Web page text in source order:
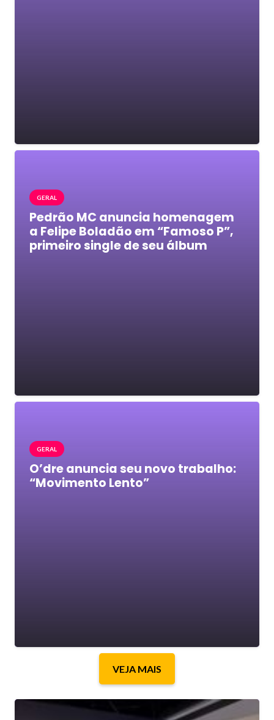
GERAL
Pedrão MC anuncia homenagem
a Felipe Boladão em “Famoso P”,
primeiro single de seu álbum
GERAL
O’dre anuncia seu novo trabalho:
“Movimento Lento”
VEJA MAIS